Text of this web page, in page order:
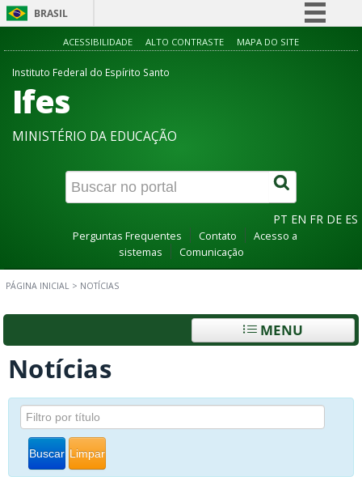
BRASIL
Simplifique!
Canais
ACESSIBILIDADE ALTO CONTRASTE MAPA DO SITE
Instituto Federal do Espírito Santo
Ifes
MINISTÉRIO DA EDUCAÇÃO
PT EN FR DE ES
Perguntas Frequentes Contato
Acesso a
sistemas
Comunicação
PÁGINA INICIAL > NOTÍCIAS
MENU
Notícias
Buscar Limpar